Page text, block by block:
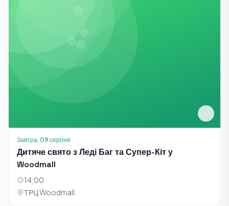
Завтра, 09 серпня
Дитяче свято з Леді Баг та Супер-Кіт у
Woodmall
14:00
ТРЦ Woodmall